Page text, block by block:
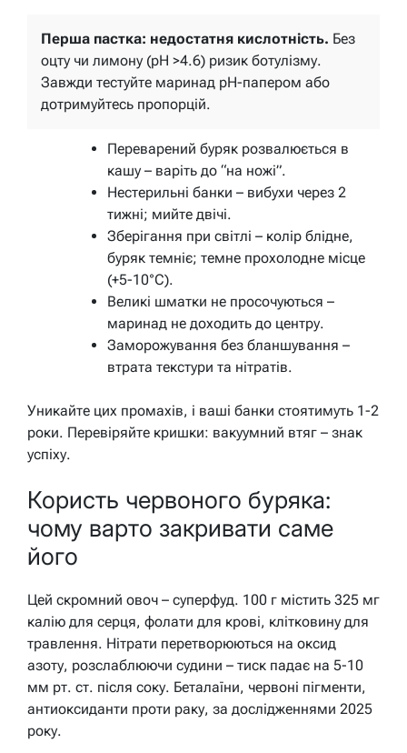
Перша пастка: недостатня кислотність. Без
оцту чи лимону (pH >4.6) ризик ботулізму.
Завжди тестуйте маринад pH-папером або
дотримуйтесь пропорцій.
Переварений буряк розвалюється в
кашу – варіть до “на ножі”.
Нестерильні банки – вибухи через 2
тижні; мийте двічі.
Зберігання при світлі – колір блідне,
буряк темніє; темне прохолодне місце
(+5-10°C).
Великі шматки не просочуються –
маринад не доходить до центру.
Заморожування без бланшування –
втрата текстури та нітратів.
Уникайте цих промахів, і ваші банки стоятимуть 1-2
роки. Перевіряйте кришки: вакуумний втяг – знак
успіху.
Користь червоного буряка:
чому варто закривати саме
його
Цей скромний овоч – суперфуд. 100 г містить 325 мг
калію для серця, фолати для крові, клітковину для
травлення. Нітрати перетворюються на оксид
азоту, розслаблюючи судини – тиск падає на 5-10
мм рт. ст. після соку. Беталаїни, червоні пігменти,
антиоксиданти проти раку, за дослідженнями 2025
року.